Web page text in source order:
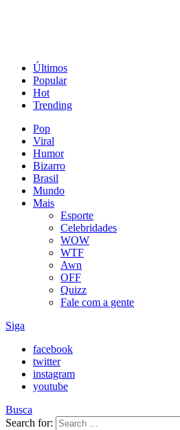
Últimos
Popular
Hot
Trending
Pop
Viral
Humor
Bizarro
Brasil
Mundo
Mais
Esporte
Celebridades
WOW
WTF
Awn
OFF
Quizz
Fale com a gente
Siga
facebook
twitter
instagram
youtube
Busca
Search for: